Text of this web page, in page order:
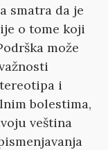
smatra da je
o tome koji
može
i
bolestima,
veština